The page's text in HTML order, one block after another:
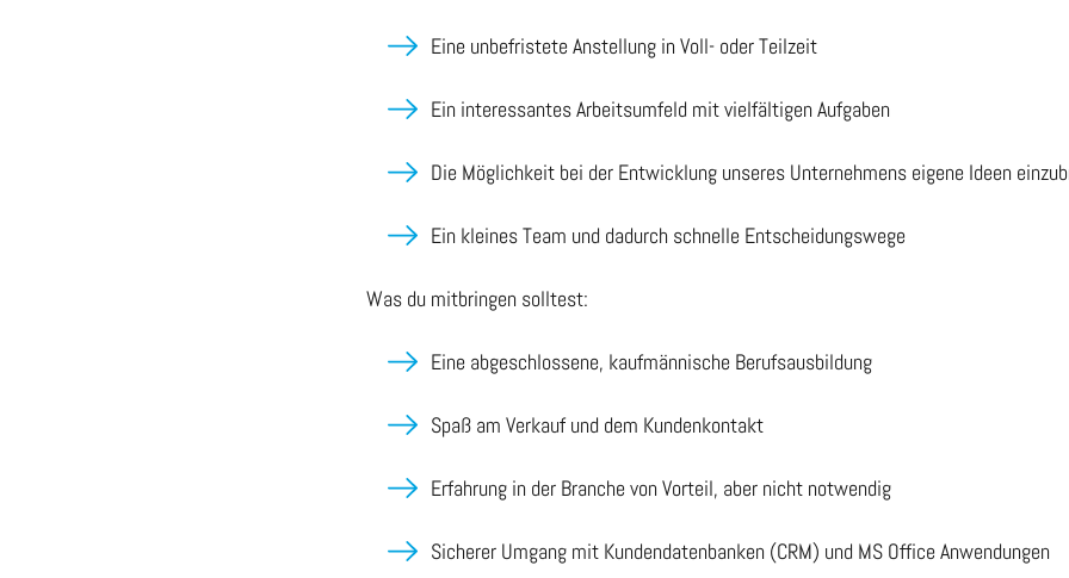
Eine unbefristete Anstellung in Voll- oder Teilzeit
Ein interessantes Arbeitsumfeld mit vielfältigen Aufgaben
Die Möglichkeit bei der Entwicklung unseres Unternehmens eigene Ideen
Ein kleines Team und dadurch schnelle Entscheidungswege
Was du mitbringen solltest:
Eine abgeschlossene, kaufmännische Berufsausbildung
Spaß am Verkauf und dem Kundenkontakt
Erfahrung in der Branche von Vorteil, aber nicht notwendig
Sicherer Umgang mit Kundendatenbanken (CRM) und MS Office Anwendungen